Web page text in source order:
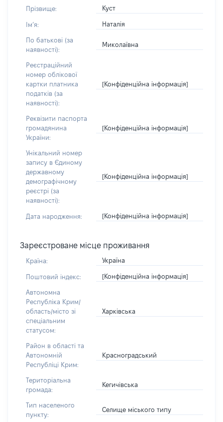
Прізвище: Куст
Імʼя: Наталія
По батькові (за
наявності):
Миколаївна
Реєстраційний
номер облікової
картки платника
податків (за
наявності):
[Конфіденційна інформація]
Реквізити паспорта
громадянина
України:
[Конфіденційна інформація]
Унікальний номер
запису в Єдиному
державному
демографічному
реєстрі (за
наявності):
[Конфіденційна інформація]
Дата народження: [Конфіденційна інформація]
Зареєстроване місце проживання
Країна: Україна
Поштовий індекс: [Конфіденційна інформація]
Автономна
Республіка Крим/
область/місто зі
спеціальним
статусом:
Харківська
Район в області та
Автономній
Республіці Крим:
Красноградський
Територіальна
громада:
Кегичівська
Тип населеного
пункту:
Селище міського типу